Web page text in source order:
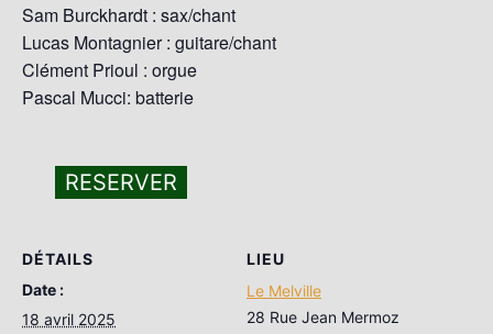
Sam Burckhardt : sax/chant
Lucas Montagnier : guitare/chant
Clément Prioul : orgue
Pascal Mucci: batterie
RESERVER
DÉTAILS
Date :
18 avril 2025
LIEU
Le Melville
28 Rue Jean Mermoz